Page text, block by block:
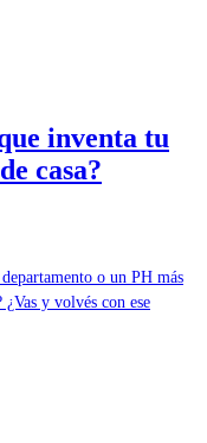
inventa tu
casa?
o un PH más
y volvés con ese